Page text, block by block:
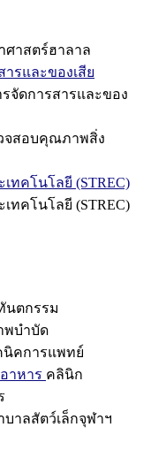
ศาสตร์ฮาลาล
รและของเสีย
จัดการสารและของ
จสอบคุณภาพสิ่ง
ทคโนโลยี (STREC)
ทคโนโลยี (STREC)
นตกรรม
พบำบัด
นิคการแพทย์
าหาร คลินิก
บาลสัตว์เล็กจุฬาฯ